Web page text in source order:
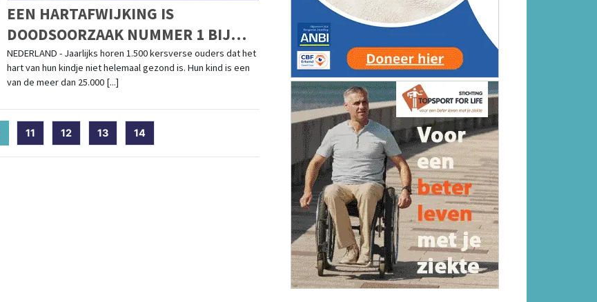
EEN HARTAFWIJKING IS
DOODSOORZAAK NUMMER 1 BIJ
KINDEREN ONDER DE 15 JAAR.
STRIJD MEE TIJDENS DE
STICHTING HARTEKIND!
NEDERLAND - Jaarlijks horen 1.500 kersverse ouders dat het
hart van hun kindje niet helemaal gezond is. Hun kind is een
van de meer dan 25.000 [...]
(current)
11 12 13 14